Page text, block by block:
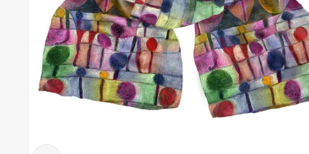
Bild vergrößern